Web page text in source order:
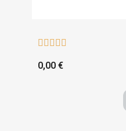
    
0,00 €